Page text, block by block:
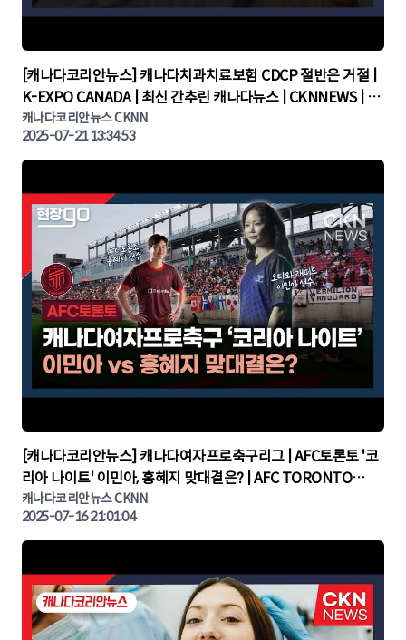
▶
[캐나다코리안뉴스] 캐나다치과치료보험 CDCP 절반은 거절 |
K-EXPO CANADA | 최신 간추린 캐나다뉴스 | CKNNEWS | 캐
나다뉴스 | 토론토뉴스
캐나다코리안뉴스 CKNN
2025-07-21 13:34:53
▶
[캐나다코리안뉴스] 캐나다여자프로축구리그 | AFC토론토 '코
리아 나이트' 이민아, 홍혜지 맞대결은? | AFC TORONTO
KOREA NIGHT | 캐나다뉴스 | 토론토뉴스
캐나다코리안뉴스 CKNN
2025-07-16 21:01:04